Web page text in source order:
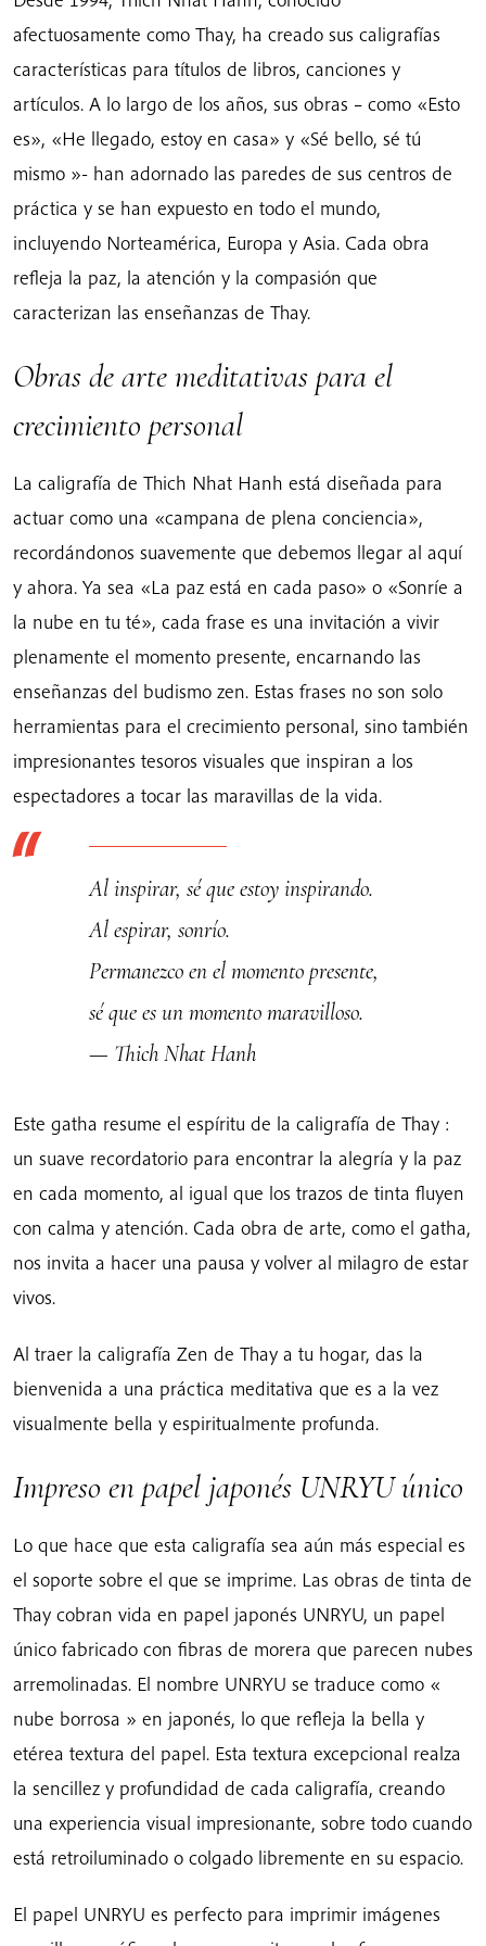
afectuosamente como Thay, ha creado sus caligrafías
características para títulos de libros, canciones y
artículos. A lo largo de los años, sus obras – como «Esto
es», «He llegado, estoy en casa» y «Sé bello, sé tú
mismo »- han adornado las paredes de sus centros de
práctica y se han expuesto en todo el mundo,
incluyendo Norteamérica, Europa y Asia. Cada obra
refleja la paz, la atención y la compasión que
caracterizan las enseñanzas de Thay.
Obras de arte meditativas para el
crecimiento personal
La caligrafía de Thich Nhat Hanh está diseñada para
actuar como una «campana de plena conciencia»,
recordándonos suavemente que debemos llegar al aquí
y ahora. Ya sea «La paz está en cada paso» o «Sonríe a
la nube en tu té», cada frase es una invitación a vivir
plenamente el momento presente, encarnando las
enseñanzas del budismo zen. Estas frases no son solo
herramientas para el crecimiento personal, sino también
impresionantes tesoros visuales que inspiran a los
espectadores a tocar las maravillas de la vida.
Al inspirar, sé que estoy inspirando.
Al espirar, sonrío.
Permanezco en el momento presente,
sé que es un momento maravilloso.
— Thich Nhat Hanh
Este gatha resume el espíritu de la caligrafía de Thay :
un suave recordatorio para encontrar la alegría y la paz
en cada momento, al igual que los trazos de tinta fluyen
con calma y atención. Cada obra de arte, como el gatha,
nos invita a hacer una pausa y volver al milagro de estar
vivos.
Al traer la caligrafía Zen de Thay a tu hogar, das la
bienvenida a una práctica meditativa que es a la vez
visualmente bella y espiritualmente profunda.
Impreso en papel japonés UNRYU único
Lo que hace que esta caligrafía sea aún más especial es
el soporte sobre el que se imprime. Las obras de tinta de
Thay cobran vida en papel japonés UNRYU, un papel
único fabricado con fibras de morera que parecen nubes
arremolinadas. El nombre UNRYU se traduce como «
nube borrosa » en japonés, lo que refleja la bella y
etérea textura del papel. Esta textura excepcional realza
la sencillez y profundidad de cada caligrafía, creando
una experiencia visual impresionante, sobre todo cuando
está retroiluminado o colgado libremente en su espacio.
El papel UNRYU es perfecto para imprimir imágenes